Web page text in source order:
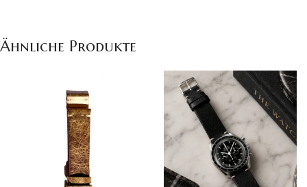
Ähnliche Produkte